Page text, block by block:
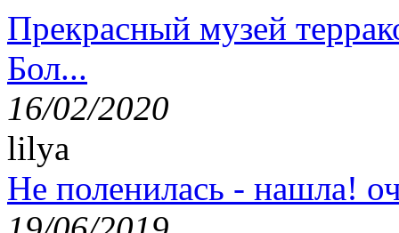
Прекрасный музей
Бол...
16/02/2020
lilya
Не поленилась - нашла!